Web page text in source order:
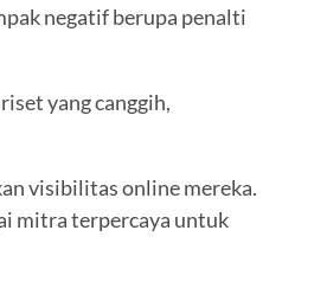
negatif berupa penalti
yang canggih,
visibilitas online mereka.
mitra terpercaya untuk